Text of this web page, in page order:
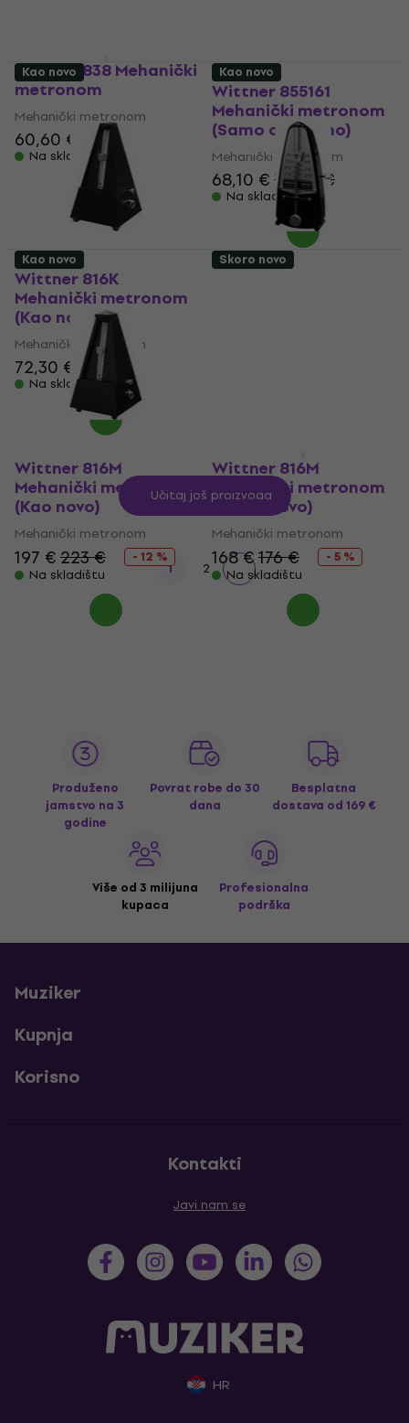
Wittner 838 Mehanički
metronom
Mehanički metronom
60,60 € 61,90 €
Na skladištu
Wittner 855161
Mehanički metronom
(Samo otvarano)
Mehanički metronom
68,10 €70,50 €
Na skladištu
Kao novo
Wittner 816K
Mehanički metronom
(Kao novo)
Mehanički metronom
72,30 €
Na skladištu
Kao novo
Kao novo
Wittner 816M
Mehanički metronom
(Kao novo)
Mehanički metronom
197 €223 €
- 12 %
Na skladištu
Skoro novo
Wittner 816M
Mehanički metronom
(Skoro novo)
Mehanički metronom
168 €176 €
- 5 %
Na skladištu
Učitaj još proizvoda
1 2
Produženo
jamstvo na 3
godine
Povrat robe do 30
dana
Besplatna
dostava od 169 €
Više od 3 milijuna
kupaca
Profesionalna
podrška
Muziker
Kupnja
Korisno
Kontakti
Javi nam se
HR